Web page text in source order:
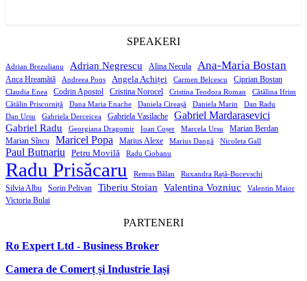
SPEAKERI
Adrian Brezulianu Adrian Negrescu Alina Necula Ana-Maria Bostan
Anca Hreamătă Andreea Pons Angela Achiței Carmen Belcescu Ciprian Bostan
Claudia Enea Codrin Apostol Cristina Norocel Cristina Teodora Roman
Cătălina Ifrim
Cătălin Priscorniță
Dana Maria Enache Daniela Cireașă Daniela Marin
Dan Radu
Dan Ursu
Gabriela Derceicea Gabriela Vasilache Gabriel Mardarasevici
Gabriel Radu Georgiana Dragomir Ioan Coșer Marcela Ursu
Marian Berdan
Marian Sîncu
Maricel Popa Marius Alexe Marius Dangă Nicoleta Gall
Paul Butnariu Petru Movilă Radu Ciobanu
Radu Prisăcaru Remus Bălan Ruxandra Rață-Bucevschi
Silvia Albu Sorin Pelivan Tiberiu Stoian Valentina Vozniuc Valentin Maior
Victoria Bulai
PARTENERI
Ro Expert Ltd - Business Broker
Camera de Comerț și Industrie Iași